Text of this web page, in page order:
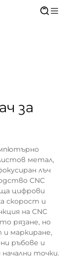
за
метал,
лъч
CNC
цифрови
скорост и
на CNC
рязане, но
маркиране,
ръбове и
точки.